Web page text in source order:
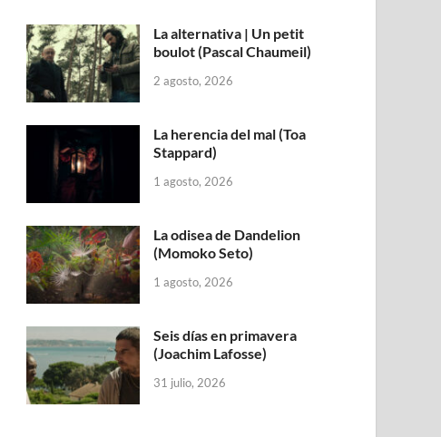
La alternativa | Un petit
boulot (Pascal Chaumeil)
2 agosto, 2026
La herencia del mal (Toa
Stappard)
1 agosto, 2026
La odisea de Dandelion
(Momoko Seto)
1 agosto, 2026
Seis días en primavera
(Joachim Lafosse)
31 julio, 2026